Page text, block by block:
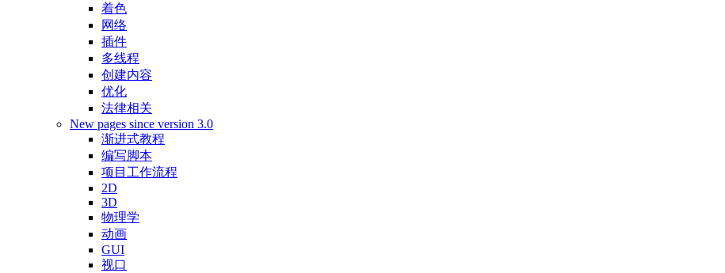
着色
网络
插件
多线程
创建内容
优化
法律相关
New pages since version 3.0
渐进式教程
编写脚本
项目工作流程
2D
3D
物理学
动画
GUI
视口